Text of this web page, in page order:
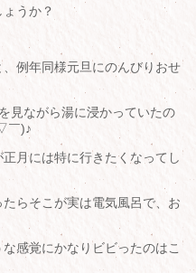
うか？
例年同様元旦にのんびりおせ
見ながら湯に浸かっていたの
￣)♪
月には特に行きたくなってし
らそこが実は電気風呂で、お
感覚にかなりビビったのはこ